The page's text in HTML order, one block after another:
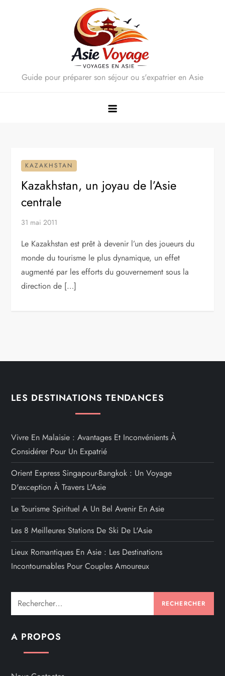
Guide pour préparer son séjour ou s'expatrier en Asie
KAZAKHSTAN
Kazakhstan, un joyau de l’Asie
centrale
31 mai 2011
Le Kazakhstan est prêt à devenir l’un des joueurs du
monde du tourisme le plus dynamique, un effet
augmenté par les efforts du gouvernement sous la
direction de […]
LES DESTINATIONS TENDANCES
Vivre En Malaisie : Avantages Et Inconvénients À
Considérer Pour Un Expatrié
Orient Express Singapour-Bangkok : Un Voyage
D'exception À Travers L'Asie
Le Tourisme Spirituel A Un Bel Avenir En Asie
Les 8 Meilleures Stations De Ski De L'Asie
Lieux Romantiques En Asie : Les Destinations
Incontournables Pour Couples Amoureux
Rechercher :
A PROPOS